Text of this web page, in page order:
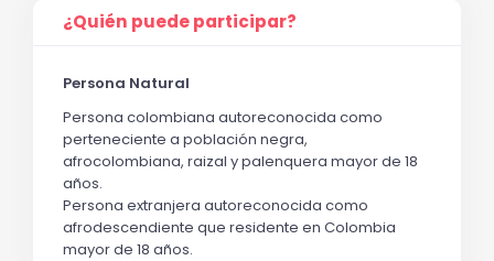
¿Quién puede participar?
Persona Natural
Persona colombiana autoreconocida como
perteneciente a población negra,
afrocolombiana, raizal y palenquera mayor de 18
años.
Persona extranjera autoreconocida como
afrodescendiente que residente en Colombia
mayor de 18 años.